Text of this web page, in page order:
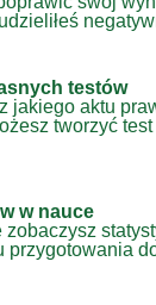
testów
jakiego aktu
tworzyć
w nauce
zobaczysz
przygotowania